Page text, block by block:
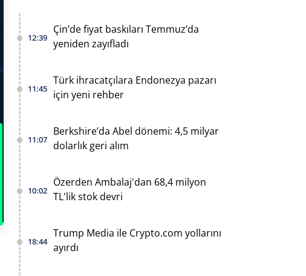
12:39
Çin’de fiyat baskıları Temmuz’da
yeniden zayıfladı
11:45
Türk ihracatçılara Endonezya pazarı
için yeni rehber
11:07
Berkshire’da Abel dönemi: 4,5 milyar
dolarlık geri alım
10:02
Özerden Ambalaj'dan 68,4 milyon
TL'lik stok devri
18:44
Trump Media ile Crypto.com yollarını
ayırdı